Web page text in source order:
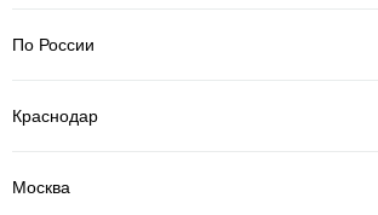
По России
Краснодар
Москва